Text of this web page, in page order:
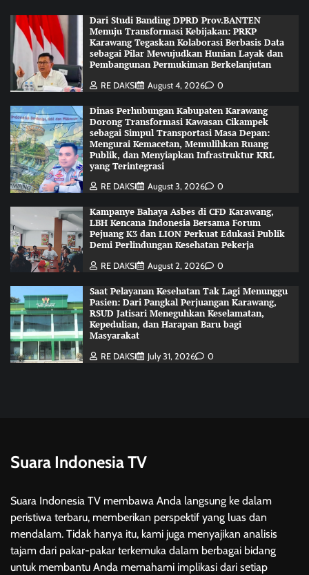
Dari Studi Banding DPRD Prov.BANTEN
Menuju Transformasi Kebijakan: PRKP
Karawang Tegaskan Kolaborasi Berbasis Data
sebagai Pilar Mewujudkan Hunian Layak dan
Pembangunan Permukiman Berkelanjutan
RE DAKSI August 4, 2026 0
Dinas Perhubungan Kabupaten Karawang
Dorong Transformasi Kawasan Cikampek
sebagai Simpul Transportasi Masa Depan:
Mengurai Kemacetan, Memulihkan Ruang
Publik, dan Menyiapkan Infrastruktur KRL
yang Terintegrasi
RE DAKSI August 3, 2026 0
Kampanye Bahaya Asbes di CFD Karawang,
LBH Kencana Indonesia Bersama Forum
Pejuang K3 dan LION Perkuat Edukasi Publik
Demi Perlindungan Kesehatan Pekerja
RE DAKSI August 2, 2026 0
Saat Pelayanan Kesehatan Tak Lagi Menunggu
Pasien: Dari Pangkal Perjuangan Karawang,
RSUD Jatisari Meneguhkan Keselamatan,
Kepedulian, dan Harapan Baru bagi
Masyarakat
RE DAKSI July 31, 2026 0
Suara Indonesia TV
Suara Indonesia TV membawa Anda langsung ke dalam
peristiwa terbaru, memberikan perspektif yang luas dan
mendalam. Tidak hanya itu, kami juga menyajikan analisis
tajam dari pakar-pakar terkemuka dalam berbagai bidang
untuk membantu Anda memahami implikasi dari setiap